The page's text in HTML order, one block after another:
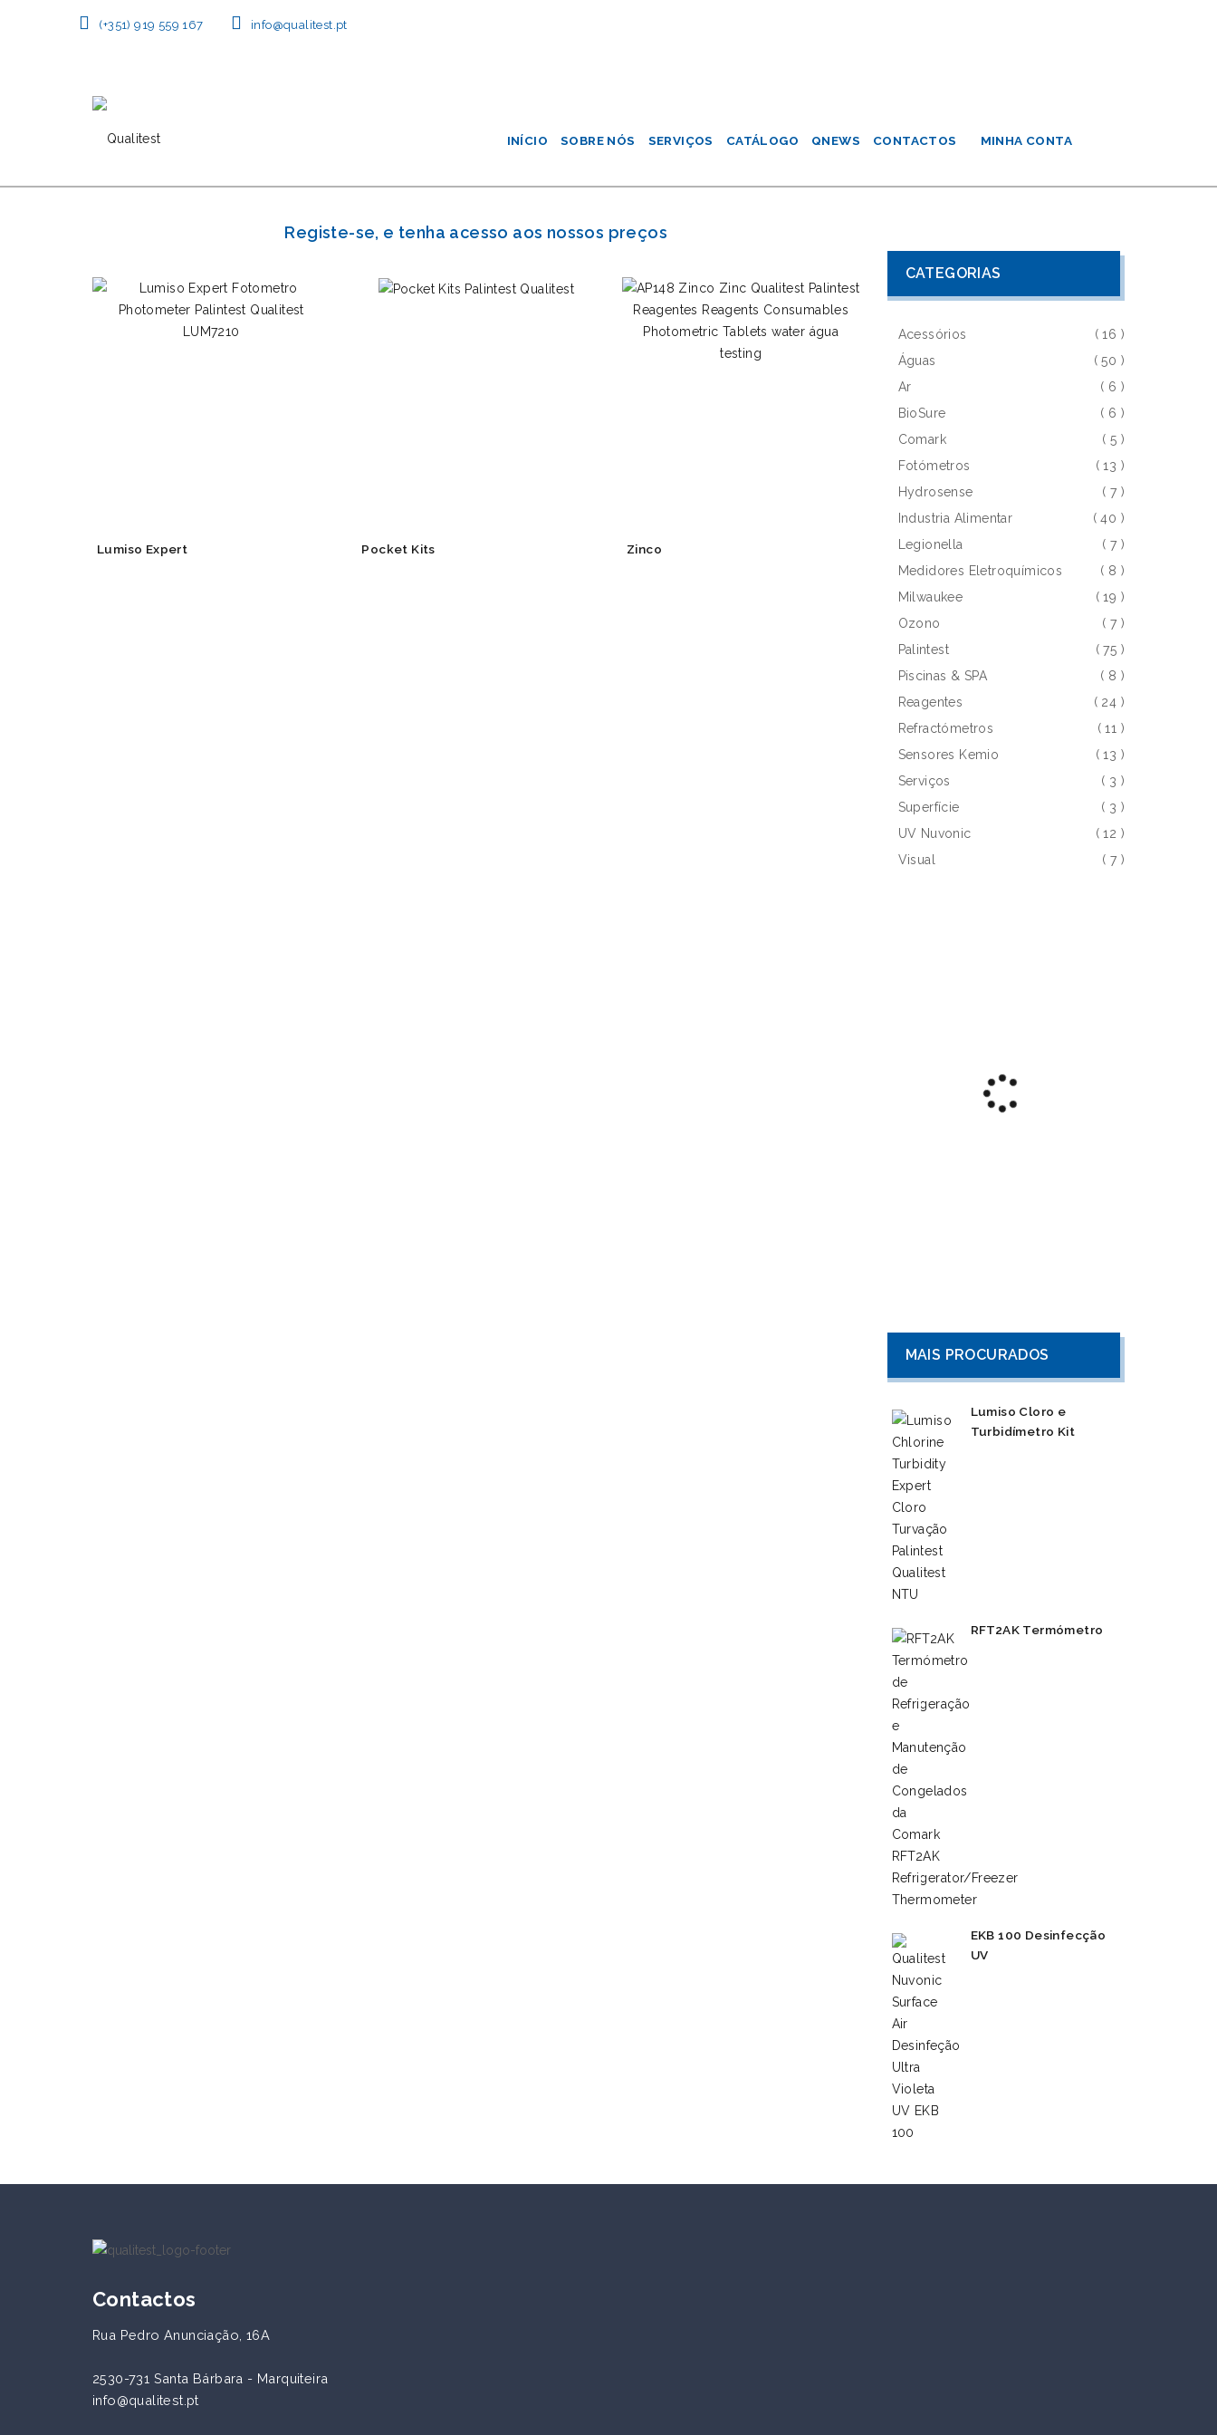
(+351) 919 559 167 info@qualitest.pt
INÍCIO SOBRE NÓS SERVIÇOS CATÁLOGO QNEWS CONTACTOS MINHA CONTA
Registe-se, e tenha acesso aos nossos preços
Lumiso Expert Pocket Kits Zinco
CATEGORIAS
Acessórios
( 16 )
Águas
( 50 )
Ar
( 6 )
BioSure
( 6 )
Comark
( 5 )
Fotómetros
( 13 )
Hydrosense
( 7 )
Industria Alimentar
( 40 )
Legionella
( 7 )
Medidores Eletroquímicos
( 8 )
Milwaukee
( 19 )
Ozono
( 7 )
Palintest
( 75 )
Piscinas & SPA
( 8 )
Reagentes
( 24 )
Refractómetros
( 11 )
Sensores Kemio
( 13 )
Serviços
( 3 )
Superfície
( 3 )
UV Nuvonic
( 12 )
Visual
( 7 )
MAIS PROCURADOS
Lumiso Cloro e
Turbidímetro Kit
RFT2AK Termómetro
EKB 100 Desinfecção
UV
Contactos
Rua Pedro Anunciação, 16A
2530-731 Santa Bárbara - Marquiteira
info@qualitest.pt